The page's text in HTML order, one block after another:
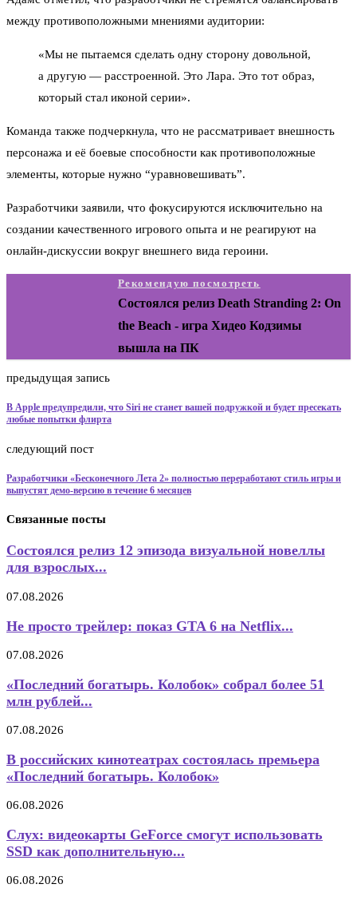
между противоположными мнениями аудитории:
«Мы не пытаемся сделать одну сторону довольной,
а другую — расстроенной. Это Лара. Это тот образ,
который стал иконой серии».
Команда также подчеркнула, что не рассматривает внешность
персонажа и её боевые способности как противоположные
элементы, которые нужно “уравновешивать”.
Разработчики заявили, что фокусируются исключительно на
создании качественного игрового опыта и не реагируют на
онлайн-дискуссии вокруг внешнего вида героини.
Рекомендую посмотреть
Состоялся релиз Death Stranding 2: On
the Beach - игра Хидео Кодзимы
вышла на ПК
предыдущая запись
В Apple предупредили, что Siri не станет вашей подружкой и будет пресекать
любые попытки флирта
следующий пост
Разработчики «Бесконечного Лета 2» полностью переработают стиль игры и
выпустят демо-версию в течение 6 месяцев
Связанные посты
Состоялся релиз 12 эпизода визуальной новеллы
для взрослых...
07.08.2026
Не просто трейлер: показ GTA 6 на Netflix...
07.08.2026
«Последний богатырь. Колобок» собрал более 51
млн рублей...
07.08.2026
В российских кинотеатрах состоялась премьера
«Последний богатырь. Колобок»
06.08.2026
Слух: видеокарты GeForce смогут использовать
SSD как дополнительную...
06.08.2026